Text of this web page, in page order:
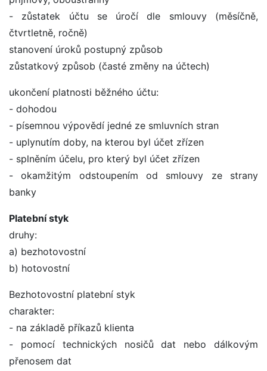
- zůstatek účtu se úročí dle smlouvy (měsíčně,
čtvrtletně, ročně)
stanovení úroků postupný způsob
zůstatkový způsob (časté změny na účtech)
ukončení platnosti běžného účtu:
- dohodou
- písemnou výpovědí jedné ze smluvních stran
- uplynutím doby, na kterou byl účet zřízen
- splněním účelu, pro který byl účet zřízen
- okamžitým odstoupením od smlouvy ze strany
banky
Platební styk
druhy:
a) bezhotovostní
b) hotovostní
Bezhotovostní platební styk
charakter:
- na základě příkazů klienta
- pomocí technických nosičů dat nebo dálkovým
přenosem dat